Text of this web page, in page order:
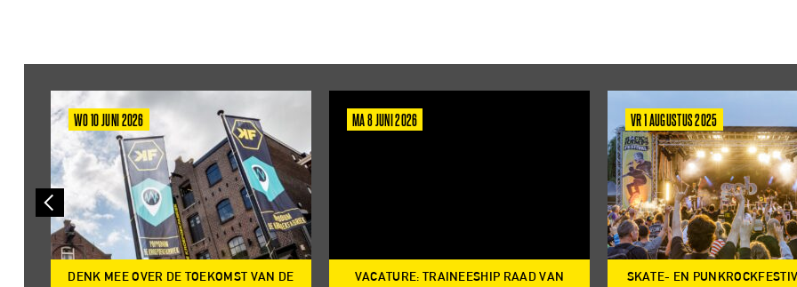
WO 10 JUNI 2026
DENK MEE OVER DE TOEKOMST VAN DE
MA 8 JUNI 2026
VACATURE: TRAINEESHIP RAAD VAN
VR 1 AUGUSTUS 2025
SKATE- EN